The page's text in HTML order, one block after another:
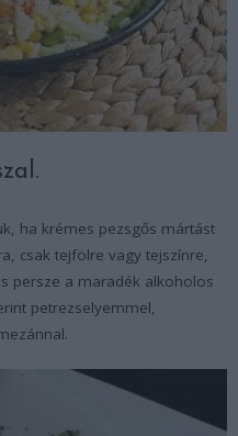
ha krémes pezsgős mártást
csak tejfölre vagy tejszínre,
persze a maradék alkoholos
petrezselyemmel,